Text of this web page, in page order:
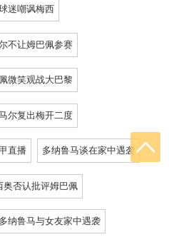
迷嘲讽梅西
不让姆巴佩参赛
微笑观战大巴黎
尔复出梅开二度
直播 多纳鲁马谈在家中遇袭
奥否认批评姆巴佩
多纳鲁马与女友家中遇袭